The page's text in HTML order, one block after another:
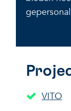
VITO